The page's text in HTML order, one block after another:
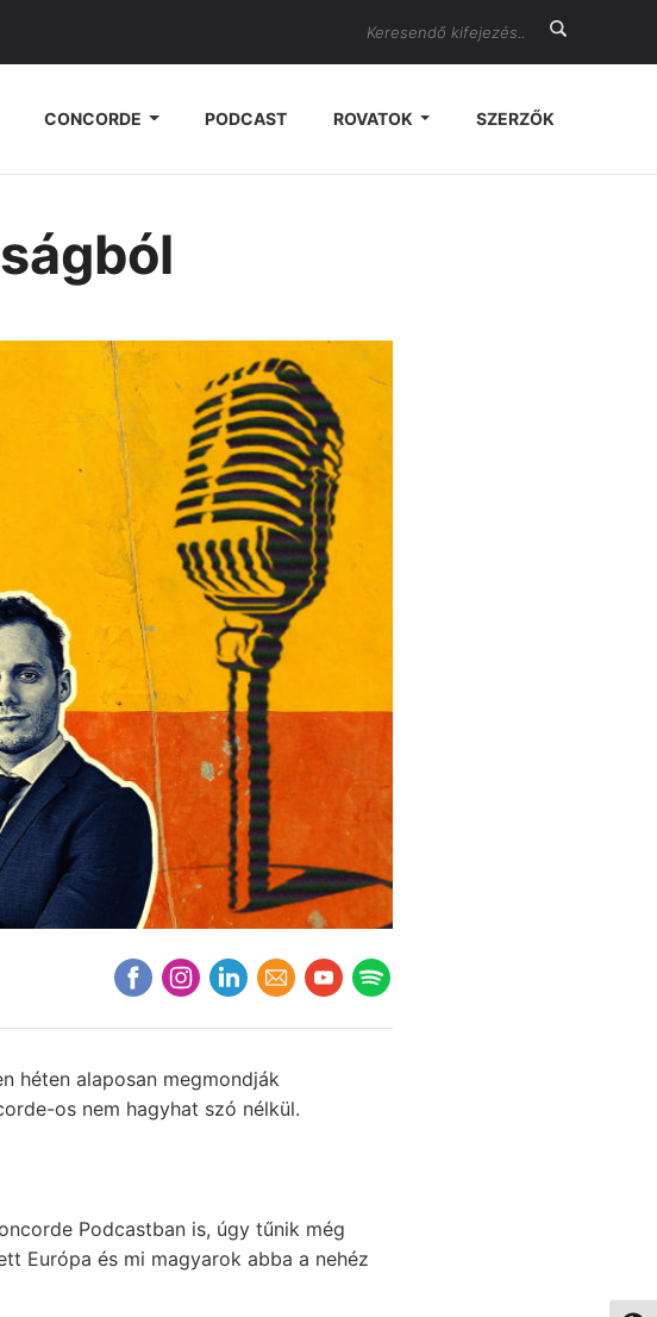
Search
CONCORDE PODCAST ROVATOK SZERZŐK
héten alaposan megmondják
os nem hagyhat szó nélkül.
Podcastban is, úgy tűnik még
Európa és mi magyarok abba a nehéz